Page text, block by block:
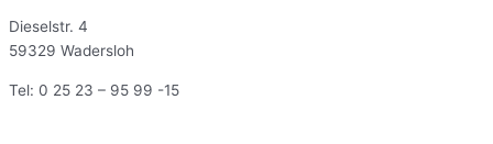
Dieselstr. 4
59329 Wadersloh
Tel: 0 25 23 – 95 99 -15